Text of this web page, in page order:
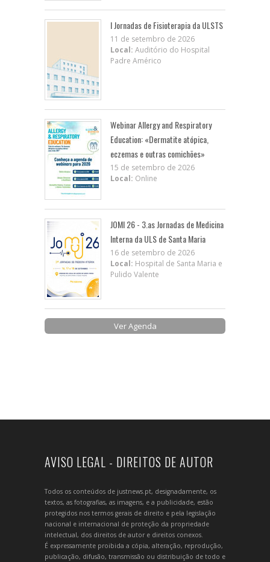
I Jornadas de Fisioterapia da ULSTS
11 de setembro de 2026
Local: Auditório do Hospital
Padre Américo
Webinar Allergy and Respiratory
Education: «Dermatite atópica,
eczemas e outras comichões»
15 de setembro de 2026
Local: Online
JOMI 26 - 3.as Jornadas de Medicina
Interna da ULS de Santa Maria
16 de setembro de 2026
Local: Hospital de Santa Maria e
Pulido Valente
Ver Agenda
AVISO LEGAL - DIREITOS DE AUTOR
Todos os conteúdos de justnews.pt, designadamente, os
textos, as fotografias, as imagens, e a publicidade, estão
protegidos nos termos gerais de direito e pela legislação
nacional e internacional de proteção da propriedade
intelectual, dos direitos de autor e direitos conexos.
É expressamente proibida a cópia, alteração, reprodução,
publicação, difusão, transmissão ou distribuição de todo e